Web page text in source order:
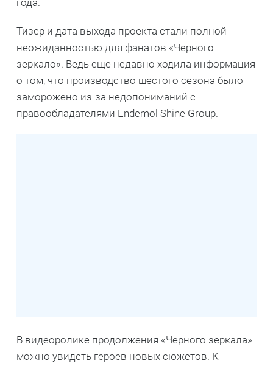
года.
Тизер и дата выхода проекта стали полной
неожиданностью для фанатов «Черного
зеркало». Ведь еще недавно ходила информация
о том, что производство шестого сезона было
заморожено из-за недопониманий с
правообладателями Endemol Shine Group.
В видеоролике продолжения «Черного зеркала»
можно увидеть героев новых сюжетов. К